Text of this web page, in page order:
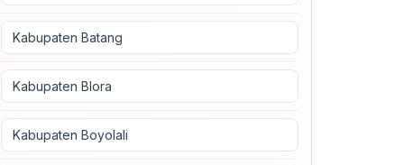
Kabupaten Batang
Kabupaten Blora
Kabupaten Boyolali